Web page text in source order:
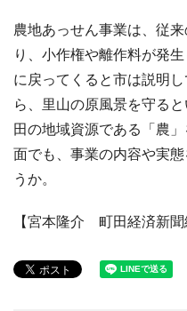
農地あっせん事業は、従
り、小作権や離作料が発
に戻ってくると市は説明
ら、里山の原風景を守る
田の地域資源である「農
面でも、事業の内容や実
うか。
【宮本隆介 町田経済新聞